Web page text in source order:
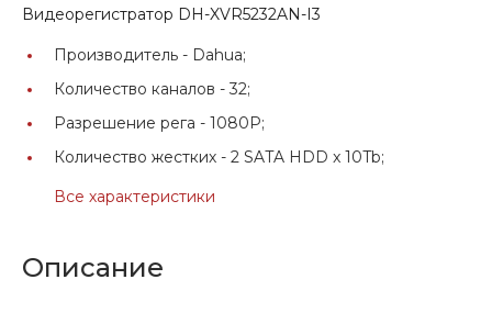
Видеорегистратор DH-XVR5232AN-I3
Производитель - Dahua;
Количество каналов - 32;
Разрешение рега - 1080Р;
Количество жестких - 2 SATA HDD x 10Tb;
Все характеристики
Описание